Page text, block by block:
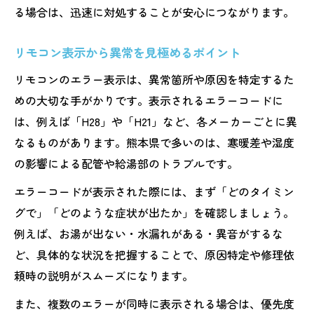
る場合は、迅速に対処することが安心につながります。
リモコン表示から異常を見極めるポイント
リモコンのエラー表示は、異常箇所や原因を特定するた
めの大切な手がかりです。表示されるエラーコードに
は、例えば「H28」や「H21」など、各メーカーごとに異
なるものがあります。熊本県で多いのは、寒暖差や湿度
の影響による配管や給湯部のトラブルです。
エラーコードが表示された際には、まず「どのタイミン
グで」「どのような症状が出たか」を確認しましょう。
例えば、お湯が出ない・水漏れがある・異音がするな
ど、具体的な状況を把握することで、原因特定や修理依
頼時の説明がスムーズになります。
また、複数のエラーが同時に表示される場合は、優先度